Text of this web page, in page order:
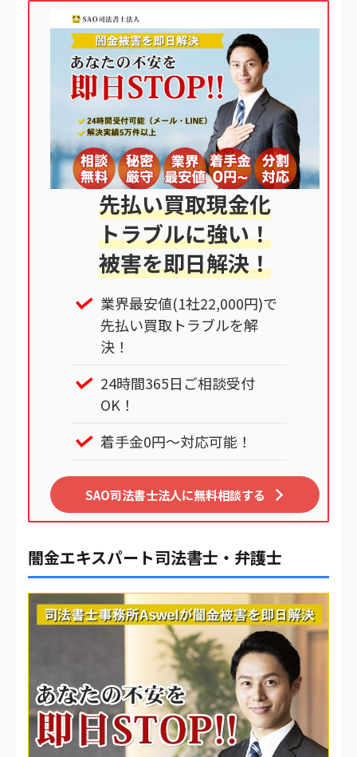
先払い買取現金化
トラブルに強い！
被害を即日解決！
業界最安値(1社22,000円)で
先払い買取トラブルを解
決！
24時間365日ご相談受付
OK！
着手金0円～対応可能！
SAO司法書士法人に無料相談する
闇金エキスパート司法書士・弁護士